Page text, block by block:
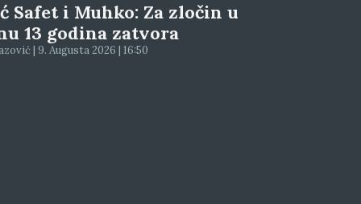
Safet i Muhko: Za zločin u
13 godina zatvora
| 9. Augusta 2026 | 16:50